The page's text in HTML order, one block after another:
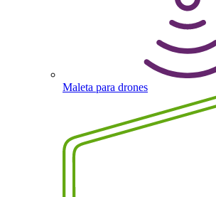
Maleta para drones